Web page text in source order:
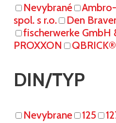
Nevybrané
spol. s r.o.
Den
fischerwerke GmbH
PROXXON
QBRICK®
DIN/TYP
Nevybrane 125